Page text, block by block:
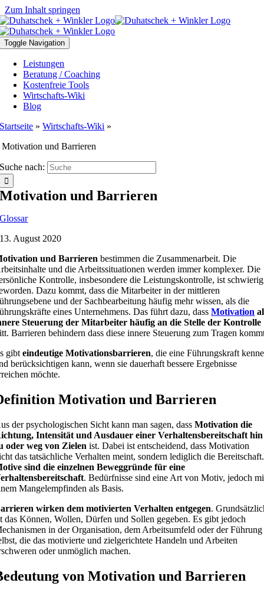
Zum Inhalt springen
Toggle Navigation
Leistungen
Beratung / Coaching
Kostenfreie Tools
Wirtschafts-Wiki
Blog
Startseite »Wirtschafts-Wiki »
Motivation und Barrieren
Suche nach:
Motivation und Barrieren
Glossar
13. August 2020
und Barrieren bestimmen die Zusammenarbeit. Die
und die Arbeitssituationen werden immer komplexer. Die
Kontrolle, insbesondere die Leistungskontrolle, ist schwierig
Dazu kommt, dass die Mitarbeiter in der mittleren
und der Sachbearbeitung häufig mehr wissen, als die
eines Unternehmens. Das führt dazu, dassMotivation
Steuerung der Mitarbeiter häufig an die Stelle der Kontrolle
Barrieren behindern dass diese innere Steuerung zum Tragen
gibteindeutige Motivationsbarrieren, die eine Führungskraft
berücksichtigen kann, wenn sie dauerhaft bessere Ergebnisse
möchte.
Motivation und Barrieren
der psychologischen Sicht kann man sagen, dassMotivation die
Intensität und Ausdauer einer Verhaltensbereitschaft hin
oder weg von Zielen ist. Dabei ist entscheidend, dass Motivation
das tatsächliche Verhalten meint, sondern lediglich die Bereitschaft.
sind die einzelnen Beweggründe für eine
. Bedürfnisse sind eine Art von Motiv, jedoch
Mangelempfinden als Basis.
wirken dem motivierten Verhalten entgegen.
das Können, Wollen, Dürfen und Sollen gegeben. Es gibt jedoch
in der Organisation, dem Arbeitsumfeld oder der Führung
die das motivierte und zielgerichtete Handeln und Arbeiten
oder unmöglich machen.
von Motivation und Barrieren